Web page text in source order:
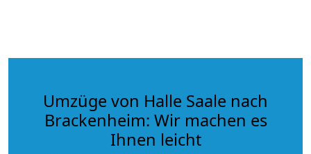
Umzüge von Halle Saale nach
Brackenheim: Wir machen es
Ihnen leicht